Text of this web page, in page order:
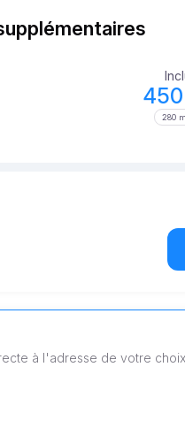
280
à l'adresse de votre choix